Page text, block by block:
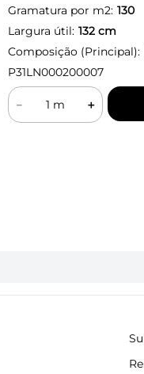
Gramatura por m2: 130
Largura útil: 132cm
Composição (Principal):
P31LN000200007
＋
－